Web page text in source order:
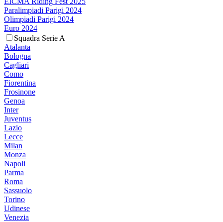
Paralimpiadi Parigi 2024
Olimpiadi Parigi 2024
Euro 2024
Squadra Serie A
Atalanta
Bologna
Cagliari
Como
Fiorentina
Frosinone
Genoa
Inter
Juventus
Lazio
Lecce
Milan
Monza
Napoli
Parma
Roma
Sassuolo
Torino
Udinese
Venezia